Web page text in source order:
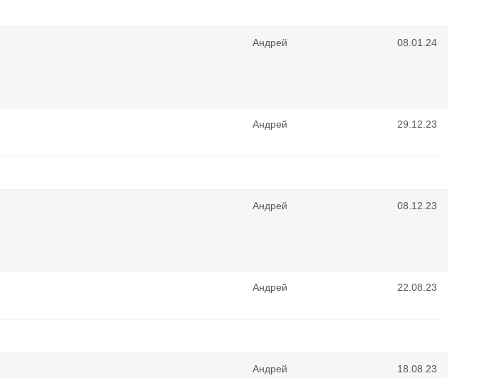
Андрей 08.01.24
Андрей 29.12.23
Андрей 08.12.23
Андрей 22.08.23
Андрей 18.08.23